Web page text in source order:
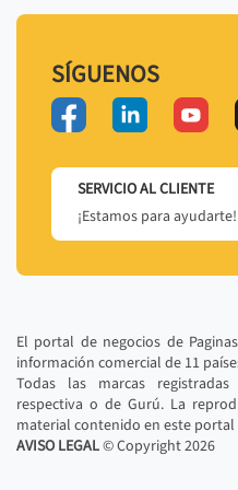
SÍGUENOS
SERVICIO AL CLIENTE
¡Estamos para
El portal de negocios de
información comercial de 11
Todas las marcas
respectiva o de Gurú. La
material contenido en este
AVISO LEGAL© Copyright2026